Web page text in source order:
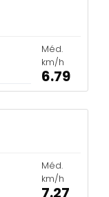
Méd.
km/h
6.79
Méd.
km/h
7.27